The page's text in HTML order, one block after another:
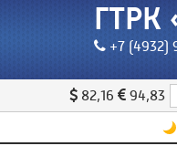
ГТРК
+7
82,16
94,83